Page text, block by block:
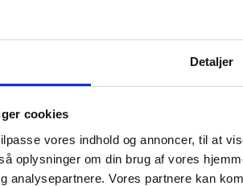
Detaljer
cookies
vores indhold og annoncer, til at
oplysninger om din brug af vores
analysepartnere. Vores partnere kan